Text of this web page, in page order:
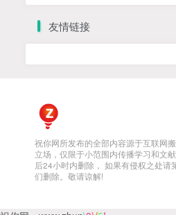
友情链接
祝你网所发布的全部内容源于互联网
立场，仅限于小范围内传播学习和文
后24小时内删除， 如果有侵权之处请
们删除。敬请谅解!